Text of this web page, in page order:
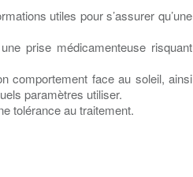
utiles pour s’assurer qu’une
prise médicamenteuse risquant
comportement face au soleil, ainsi
paramètres utiliser.
tolérance au traitement.